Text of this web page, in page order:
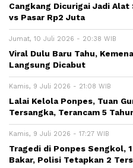
Cangkang Dicurigai Jadi Alat
vs Pasar Rp2 Juta
Jumat, 10 Juli 2026 - 20:38 WIB
Viral Dulu Baru Tahu,
Langsung Dicabut
Kamis, 9 Juli 2026 - 21:08 WIB
Lalai Kelola Ponpes, Tuan
Tersangka, Terancam 5
Kamis, 9 Juli 2026 - 17:27 WIB
Tragedi di Ponpes Sengkol,
Bakar, Polisi Tetapkan 2